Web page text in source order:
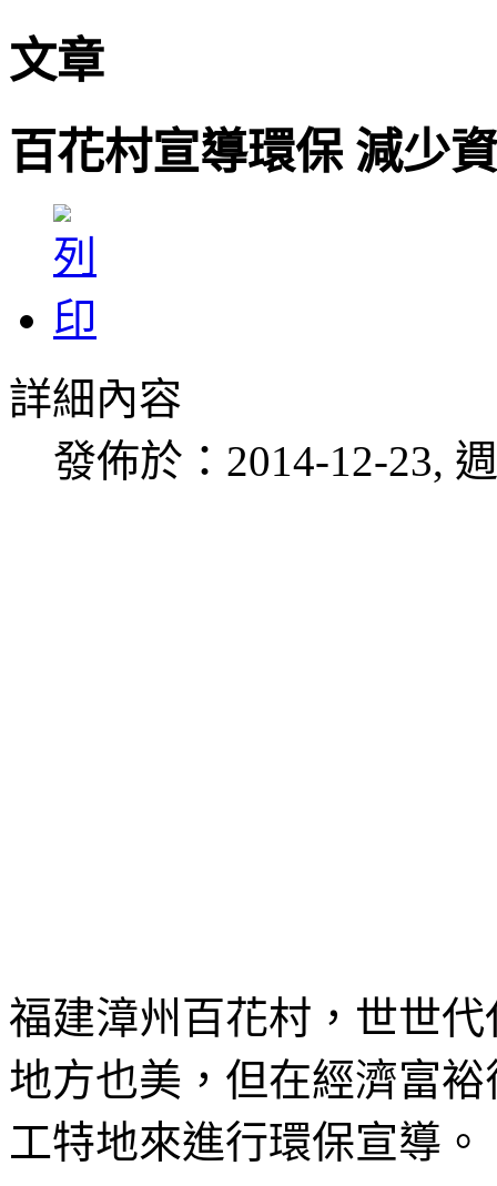
文章
百花村宣導環保 減少
詳細內容
發佈於：2014-12-23,
福建漳州百花村，世世
地方也美，但在經濟富
工特地來進行環保宣導。